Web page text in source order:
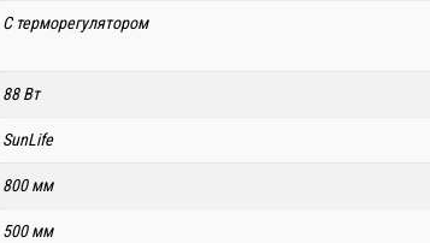
С терморегулятором
88 Вт
SunLife
800 мм
500 мм